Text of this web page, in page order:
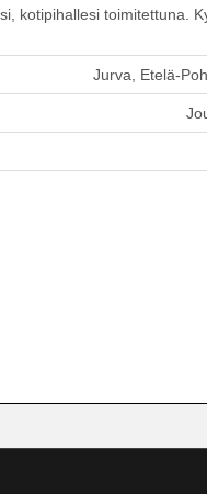
kotipihallesi toimitettuna.
Jurva, Etelä-